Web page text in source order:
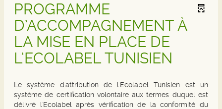
PROGRAMME
D’ACCOMPAGNEMENT À
LA MISE EN PLACE DE
L’ECOLABEL TUNISIEN
Le système d'attribution de l'Ecolabel Tunisien est un
système de certification volontaire aux termes duquel est
délivré l'Ecolabel après vérification de la conformité du